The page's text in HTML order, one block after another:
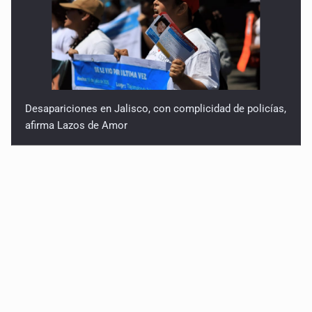
Desapariciones en Jalisco, con complicidad de policías,
afirma Lazos de Amor